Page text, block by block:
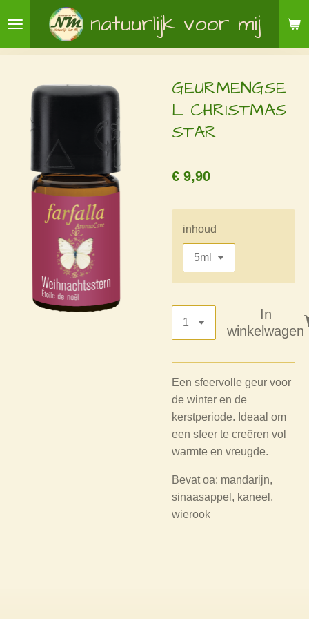
direct
naar
hoofdinhoud
natuurlijk voor mij
GEURMENGSE
L CHRISTMAS
STAR
€ 9,90
inhoud
In
winkelwagen
Een sfeervolle geur voor
de winter en de
kerstperiode. Ideaal om
een sfeer te creëren vol
warmte en vreugde.
Bevat oa: mandarijn,
sinaasappel, kaneel,
wierook